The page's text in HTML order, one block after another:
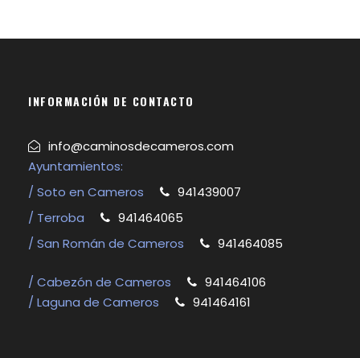
INFORMACIÓN DE CONTACTO
info@caminosdecameros.com
Ayuntamientos:
/ Soto en Cameros
941439007
/ Terroba
941464065
/ San Román de Cameros
941464085
/ Cabezón de Cameros
941464106
/ Laguna de Cameros
941464161